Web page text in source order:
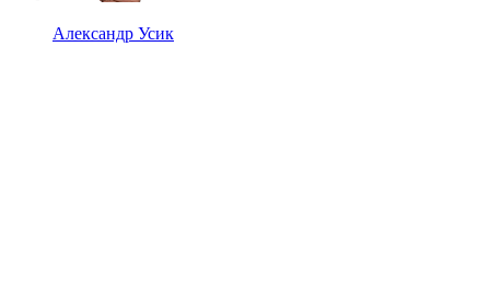
Александр Усик